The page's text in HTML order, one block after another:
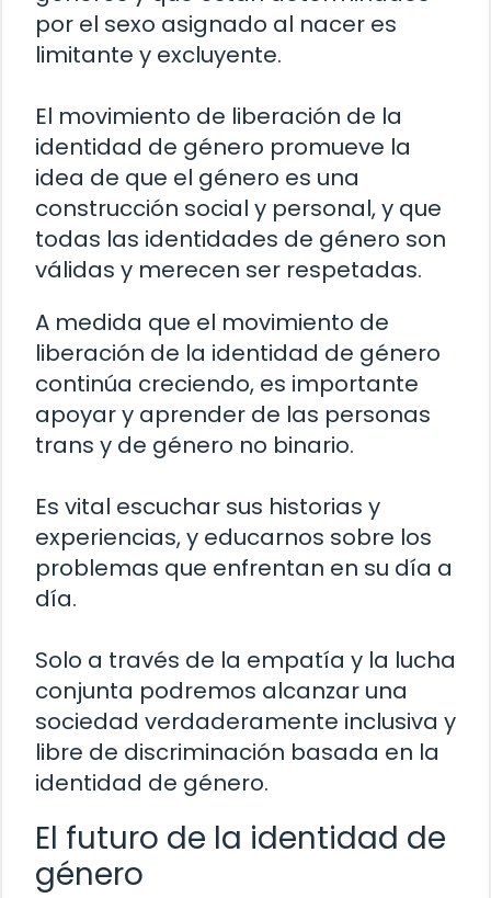
por el sexo asignado al nacer es
limitante y excluyente.
El movimiento de liberación de la
identidad de género promueve la
idea de que el género es una
construcción social y personal, y que
todas las identidades de género son
válidas y merecen ser respetadas.
A medida que el movimiento de
liberación de la identidad de género
continúa creciendo, es importante
apoyar y aprender de las personas
trans y de género no binario.
Es vital escuchar sus historias y
experiencias, y educarnos sobre los
problemas que enfrentan en su día a
día.
Solo a través de la empatía y la lucha
conjunta podremos alcanzar una
sociedad verdaderamente inclusiva y
libre de discriminación basada en la
identidad de género.
El futuro de la identidad de
género